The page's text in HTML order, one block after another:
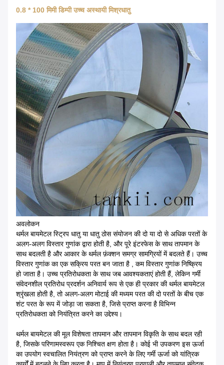
0.8 * 100 मिमी डिम्पी उच्च अस्थायी मिश्रधातु
अवलोकन
थर्मल बायमेटल स्ट्रिप धातु या धातु ठोस संयोजन की दो या दो से अधिक परतों के
अलग-अलग विस्तार गुणांक द्वारा होती है, और पूरे इंटरफेस के साथ तापमान के
साथ बदलती है और आकार के थर्मल फ़ंक्शन समग्र सामग्रियों में बदलते हैं। उच्च
विस्तार गुणांक का एक सक्रिय परत बन जाता है , कम विस्तार गुणांक निष्क्रिय
हो जाता है। उच्च प्रतिरोधकता के साथ जब आवश्यकताएं होती हैं, लेकिन गर्मी
संवेदनशील प्रतिरोध प्रदर्शन अनिवार्य रूप से एक ही प्रकार की थर्मल बायमेटल
श्रृंखला होती है, तो अलग-अलग मोटाई की मध्यम परत की दो परतों के बीच एक
शंट परत के रूप में जोड़ा जा सकता है, जिसे प्राप्त करना है विभिन्न
प्रतिरोधकता को नियंत्रित करने का उद्देश्य।
थर्मल बायमेटल की मूल विशेषता तापमान और तापमान विकृति के साथ बदल रही
है, जिसके परिणामस्वरूप एक निश्चित क्षण होता है। कोई भी उपकरण इस ऊर्जा
का उपयोग स्वचालित नियंत्रण को प्राप्त करने के लिए गर्मी ऊर्जा को यांत्रिक